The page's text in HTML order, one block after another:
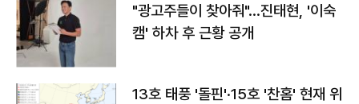
"광고주들이 찾아줘"…진태현, '이숙
캠' 하차 후 근황 공개
13호 태풍 '돌핀'·15호 '찬홈' 현재 위